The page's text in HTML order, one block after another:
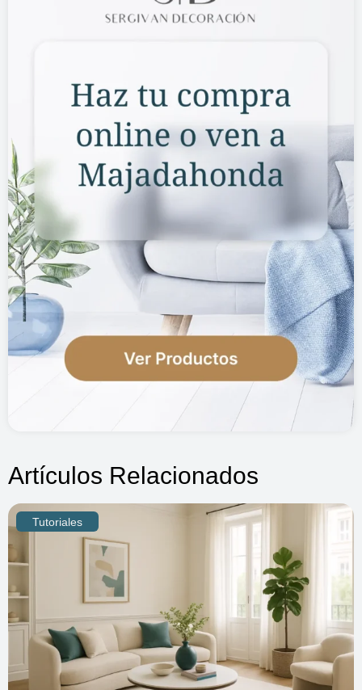
Artículos Relacionados
Tutoriales